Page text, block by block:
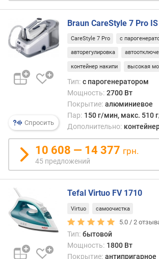
р
д
л
о
е
н
в
е
с
у
т
г
а
(
г
Спросить
Braun CareStyle 7 Pro
CareStyle 7 Pro с
авторегулировка
контейнер накипи высокая
Тип: с парогенератором
Мощность: 2700 Вт
Покрытие: алюминиевое
Пар: 150 г/мин, макс. 510
Дополнительно:
10 608 — 14 377 грн.
45 предложений
Tefal Virtuo FV 1710
Virtuo самоочистка
5.0 /2
Тип: бытовой
Мощность: 1800 Вт
Покрытие: антипригарное